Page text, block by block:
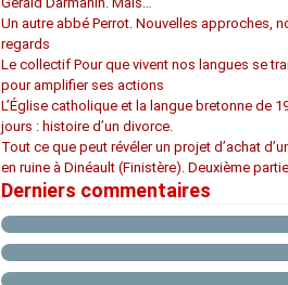
Un autre abbé Perrot. Nouvelles approches,
regards
Le collectif Pour que vivent nos langues se
pour amplifier ses actions
L’Église catholique et la langue bretonne de
jours : histoire d’un divorce.
Tout ce que peut révéler un projet d’achat
en ruine à Dinéault (Finistère). Deuxième
Derniers commentaires